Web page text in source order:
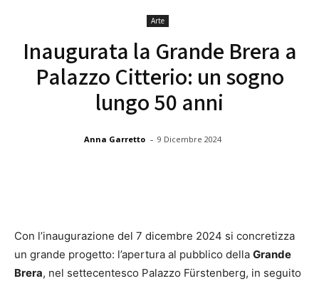
Arte
Inaugurata la Grande Brera a
Palazzo Citterio: un sogno
lungo 50 anni
Anna Garretto - 9 Dicembre 2024
Con l’inaugurazione del 7 dicembre 2024 si concretizza
un grande progetto: l’apertura al pubblico della Grande
Brera, nel settecentesco Palazzo Fürstenberg, in seguito